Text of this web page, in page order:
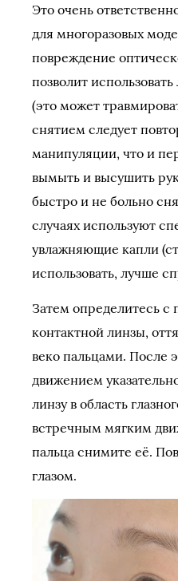
Это очень
для многоразовых
повреждение
позволит
(это может
снятием следует
манипуляции, что и
вымыть и высушить
быстро и не больно
случаях используют
увлажняющие капли
использовать, лучше
Затем определитесь с
контактной линзы,
веко пальцами. После
движением
линзу в область
встречным мягким
пальца снимите её.
глазом.